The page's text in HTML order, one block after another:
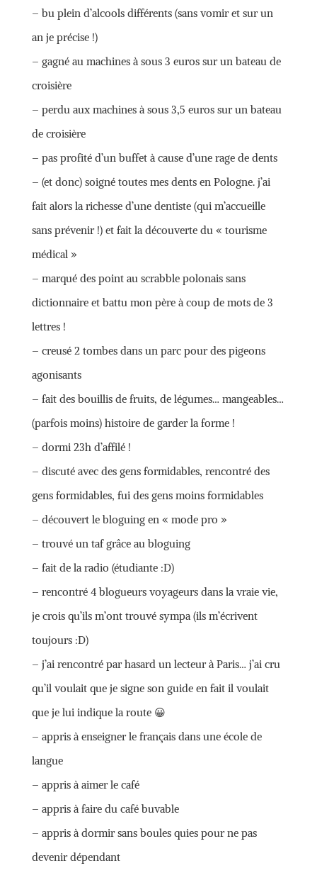
– bu plein d’alcools différents (sans vomir et sur un
an je précise !)
– gagné au machines à sous 3 euros sur un bateau de
croisière
– perdu aux machines à sous 3,5 euros sur un bateau
de croisière
– pas profité d’un buffet à cause d’une rage de dents
– (et donc) soigné toutes mes dents en Pologne. j’ai
fait alors la richesse d’une dentiste (qui m’accueille
sans prévenir !) et fait la découverte du « tourisme
médical »
– marqué des point au scrabble polonais sans
dictionnaire et battu mon père à coup de mots de 3
lettres !
– creusé 2 tombes dans un parc pour des pigeons
agonisants
– fait des bouillis de fruits, de légumes… mangeables…
(parfois moins) histoire de garder la forme !
– dormi 23h d’affilé !
– discuté avec des gens formidables, rencontré des
gens formidables, fui des gens moins formidables
– découvert le bloguing en « mode pro »
– trouvé un taf grâce au bloguing
– fait de la radio (étudiante :D)
– rencontré 4 blogueurs voyageurs dans la vraie vie,
je crois qu’ils m’ont trouvé sympa (ils m’écrivent
toujours :D)
– j’ai rencontré par hasard un lecteur à Paris… j’ai cru
qu’il voulait que je signe son guide en fait il voulait
que je lui indique la route 😀
– appris à enseigner le français dans une école de
langue
– appris à aimer le café
– appris à faire du café buvable
– appris à dormir sans boules quies pour ne pas
devenir dépendant